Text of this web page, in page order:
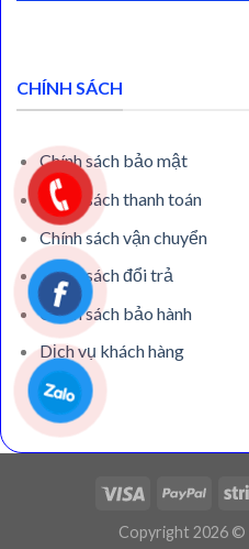
CHÍNH SÁCH
Chính sách bảo mật
Chính sách thanh toán
Chính sách vận chuyển
Chính sách đổi trả
Chính sách bảo hành
Dịch vụ khách hàng
Copyright 2026 ©